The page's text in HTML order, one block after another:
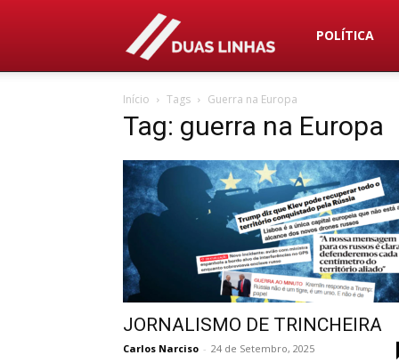
Duas
POLÍTICA
Início Tags Guerra na Europa
Tag: guerra na Europa
JORNALISMO DE TRINCHEIRA
Carlos Narciso - 24 de Setembro, 2025